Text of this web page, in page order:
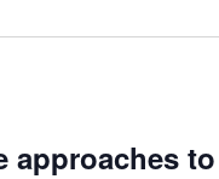
approaches to